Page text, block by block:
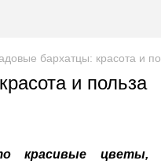
бархатцы: красота и
и польза
красивые цветы,